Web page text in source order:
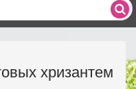
хризантем